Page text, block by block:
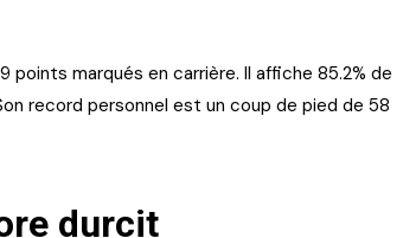
points marqués en carrière. Il affiche 85.2% de
record personnel est un coup de pied de 58
durcit